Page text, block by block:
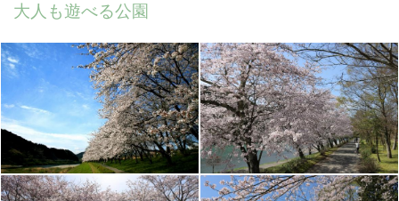
大人も遊べる公園